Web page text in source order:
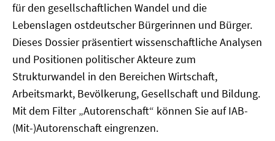
für den gesellschaftlichen Wandel und die
Lebenslagen ostdeutscher Bürgerinnen und Bürger.
Dieses Dossier präsentiert wissenschaftliche Analysen
und Positionen politischer Akteure zum
Strukturwandel in den Bereichen Wirtschaft,
Arbeitsmarkt, Bevölkerung, Gesellschaft und Bildung.
Mit dem Filter „Autorenschaft“ können Sie auf IAB-
(Mit-)Autorenschaft eingrenzen.